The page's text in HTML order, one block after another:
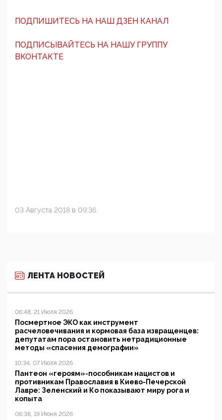
ПОДПИШИТЕСЬ НА НАШ ДЗЕН КАНАЛ
ПОДПИСЫВАЙТЕСЬ НА НАШУ ГРУППУ
ВКОНТАКТЕ
03 Августа 2018 в 09:36
ЛЕНТА НОВОСТЕЙ
06:48, 21 Июля 2026
Посмертное ЭКО как инструмент
расчеловечивания и кормовая база извращенцев:
депутатам пора остановить нетрадиционные
методы «спасения демографии»
10:34, 07 Июля 2026
Пантеон «героям»-пособникам нацистов и
противникам Православия в Киево-Печерской
Лавре: Зеленский и Ко показывают миру рога и
копыта
06:38, 19 Июня 2026